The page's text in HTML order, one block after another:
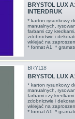
BRYSTOL LUX
INTERDRUK
* karton rysunkowy
manualnych,
farbami czy
zdobnictwie i
wklejać na
* format A1 *
BRY118
BRYSTOL LUX
* karton rysunkowy
manualnych,
farbami czy
zdobnictwie i
wklejać na
* format A1 *